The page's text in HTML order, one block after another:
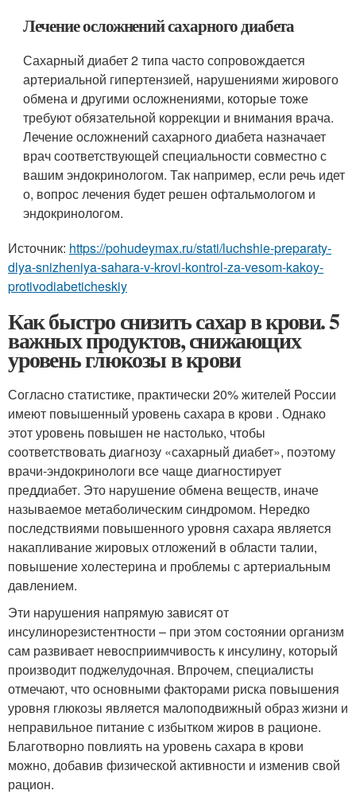
Лечение осложнений сахарного диабета
Сахарный диабет 2 типа часто сопровождается
артериальной гипертензией, нарушениями жирового
обмена и другими осложнениями, которые тоже
требуют обязательной коррекции и внимания врача.
Лечение осложнений сахарного диабета назначает
врач соответствующей специальности совместно с
вашим эндокринологом. Так например, если речь идет
о, вопрос лечения будет решен офтальмологом и
эндокринологом.
Источник: https://pohudeymax.ru/stati/luchshie-preparaty-
dlya-snizheniya-sahara-v-krovi-kontrol-za-vesom-kakoy-
protivodiabeticheskiy
Как быстро снизить сахар в крови. 5
важных продуктов, снижающих
уровень глюкозы в крови
Согласно статистике, практически 20% жителей России
имеют повышенный уровень сахара в крови . Однако
этот уровень повышен не настолько, чтобы
соответствовать диагнозу «сахарный диабет», поэтому
врачи-эндокринологи все чаще диагностирует
преддиабет. Это нарушение обмена веществ, иначе
называемое метаболическим синдромом. Нередко
последствиями повышенного уровня сахара является
накапливание жировых отложений в области талии,
повышение холестерина и проблемы с артериальным
давлением.
Эти нарушения напрямую зависят от
инсулинорезистентности – при этом состоянии организм
сам развивает невосприимчивость к инсулину, который
производит поджелудочная. Впрочем, специалисты
отмечают, что основными факторами риска повышения
уровня глюкозы является малоподвижный образ жизни и
неправильное питание с избытком жиров в рационе.
Благотворно повлиять на уровень сахара в крови
можно, добавив физической активности и изменив свой
рацион.